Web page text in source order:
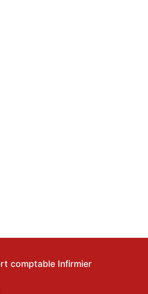
comptable Infirmier